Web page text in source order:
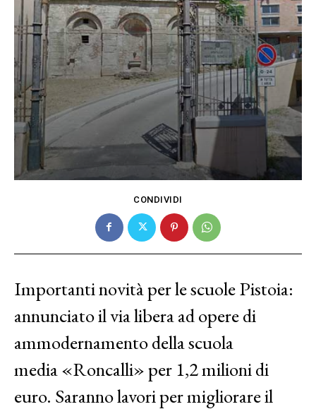
CONDIVIDI
Importanti novità per le scuole Pistoia:
annunciato il via libera ad opere di
ammodernamento della scuola
media «Roncalli» per 1,2 milioni di
euro. Saranno lavori per migliorare il